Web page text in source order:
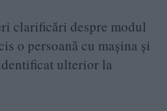
clarificări despre modul
o persoană cu mașina și
ulterior la